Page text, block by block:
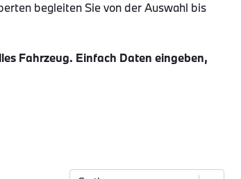
begleiten Sie von der Auswahl bis
Fahrzeug. Einfach Daten eingeben,